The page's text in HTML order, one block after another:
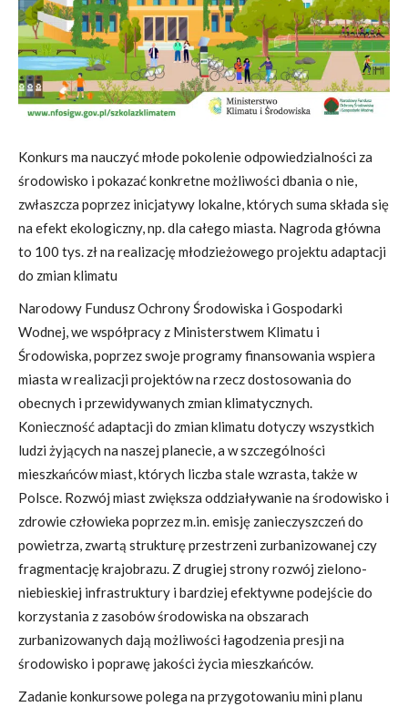
Konkurs ma nauczyć młode pokolenie odpowiedzialności za
środowisko i pokazać konkretne możliwości dbania o nie,
zwłaszcza poprzez inicjatywy lokalne, których suma składa się
na efekt ekologiczny, np. dla całego miasta. Nagroda główna
to 100 tys. zł na realizację młodzieżowego projektu adaptacji
do zmian klimatu
Narodowy Fundusz Ochrony Środowiska i Gospodarki
Wodnej, we współpracy z Ministerstwem Klimatu i
Środowiska, poprzez swoje programy finansowania wspiera
miasta w realizacji projektów na rzecz dostosowania do
obecnych i przewidywanych zmian klimatycznych.
Konieczność adaptacji do zmian klimatu dotyczy wszystkich
ludzi żyjących na naszej planecie, a w szczególności
mieszkańców miast, których liczba stale wzrasta, także w
Polsce. Rozwój miast zwiększa oddziaływanie na środowisko i
zdrowie człowieka poprzez m.in. emisję zanieczyszczeń do
powietrza, zwartą strukturę przestrzeni zurbanizowanej czy
fragmentację krajobrazu. Z drugiej strony rozwój zielono-
niebieskiej infrastruktury i bardziej efektywne podejście do
korzystania z zasobów środowiska na obszarach
zurbanizowanych dają możliwości łagodzenia presji na
środowisko i poprawę jakości życia mieszkańców.
Zadanie konkursowe polega na przygotowaniu mini planu